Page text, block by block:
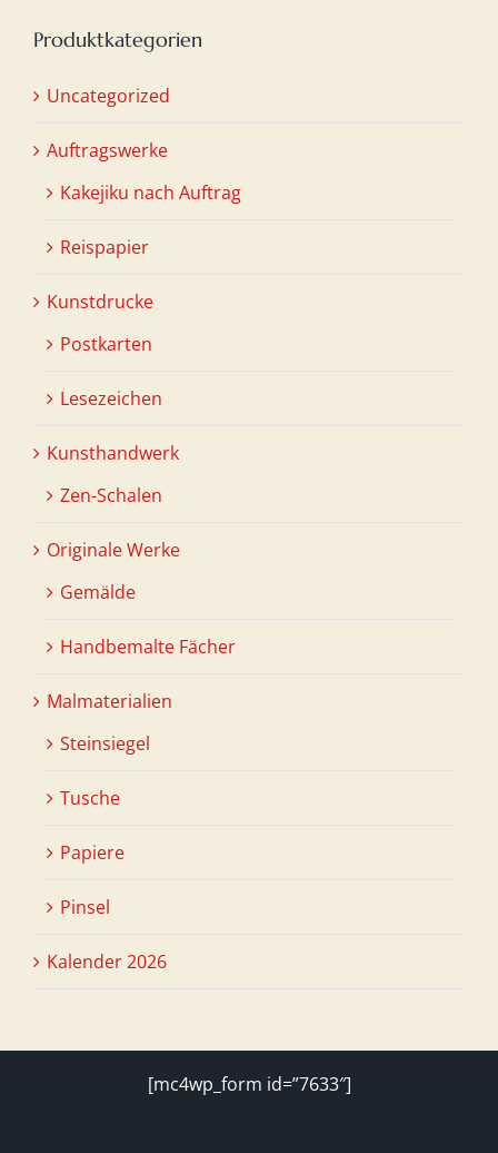
Produktkategorien
Uncategorized
Auftragswerke
Kakejiku nach Auftrag
Reispapier
Kunstdrucke
Postkarten
Lesezeichen
Kunsthandwerk
Zen-Schalen
Originale Werke
Gemälde
Handbemalte Fächer
Malmaterialien
Steinsiegel
Tusche
Papiere
Pinsel
Kalender 2026
[mc4wp_form id=”7633″]